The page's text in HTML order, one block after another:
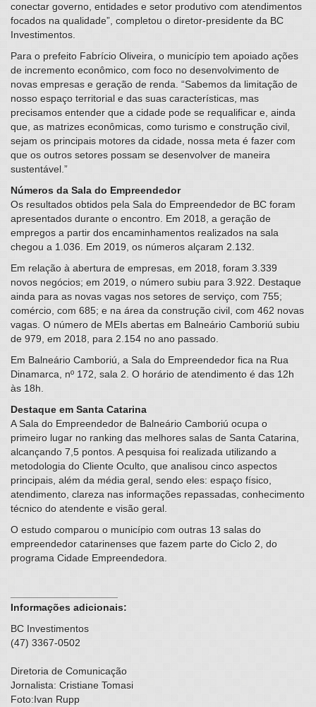
conectar governo, entidades e setor produtivo com atendimentos
focados na qualidade”, completou o diretor-presidente da BC
Investimentos.
Para o prefeito Fabrício Oliveira, o município tem apoiado ações
de incremento econômico, com foco no desenvolvimento de
novas empresas e geração de renda. “Sabemos da limitação de
nosso espaço territorial e das suas características, mas
precisamos entender que a cidade pode se requalificar e, ainda
que, as matrizes econômicas, como turismo e construção civil,
sejam os principais motores da cidade, nossa meta é fazer com
que os outros setores possam se desenvolver de maneira
sustentável.”
Números da Sala do Empreendedor
Os resultados obtidos pela Sala do Empreendedor de BC foram
apresentados durante o encontro. Em 2018, a geração de
empregos a partir dos encaminhamentos realizados na sala
chegou a 1.036. Em 2019, os números alçaram 2.132.
Em relação à abertura de empresas, em 2018, foram 3.339
novos negócios; em 2019, o número subiu para 3.922. Destaque
ainda para as novas vagas nos setores de serviço, com 755;
comércio, com 685; e na área da construção civil, com 462 novas
vagas. O número de MEIs abertas em Balneário Camboriú subiu
de 979, em 2018, para 2.154 no ano passado.
Em Balneário Camboriú, a Sala do Empreendedor fica na Rua
Dinamarca, nº 172, sala 2. O horário de atendimento é das 12h
às 18h.
Destaque em Santa Catarina
A Sala do Empreendedor de Balneário Camboriú ocupa o
primeiro lugar no ranking das melhores salas de Santa Catarina,
alcançando 7,5 pontos. A pesquisa foi realizada utilizando a
metodologia do Cliente Oculto, que analisou cinco aspectos
principais, além da média geral, sendo eles: espaço físico,
atendimento, clareza nas informações repassadas, conhecimento
técnico do atendente e visão geral.
O estudo comparou o município com outras 13 salas do
empreendedor catarinenses que fazem parte do Ciclo 2, do
programa Cidade Empreendedora.
Informações adicionais:
BC Investimentos
(47) 3367-0502
Diretoria de Comunicação
Jornalista: Cristiane Tomasi
Foto:Ivan Rupp